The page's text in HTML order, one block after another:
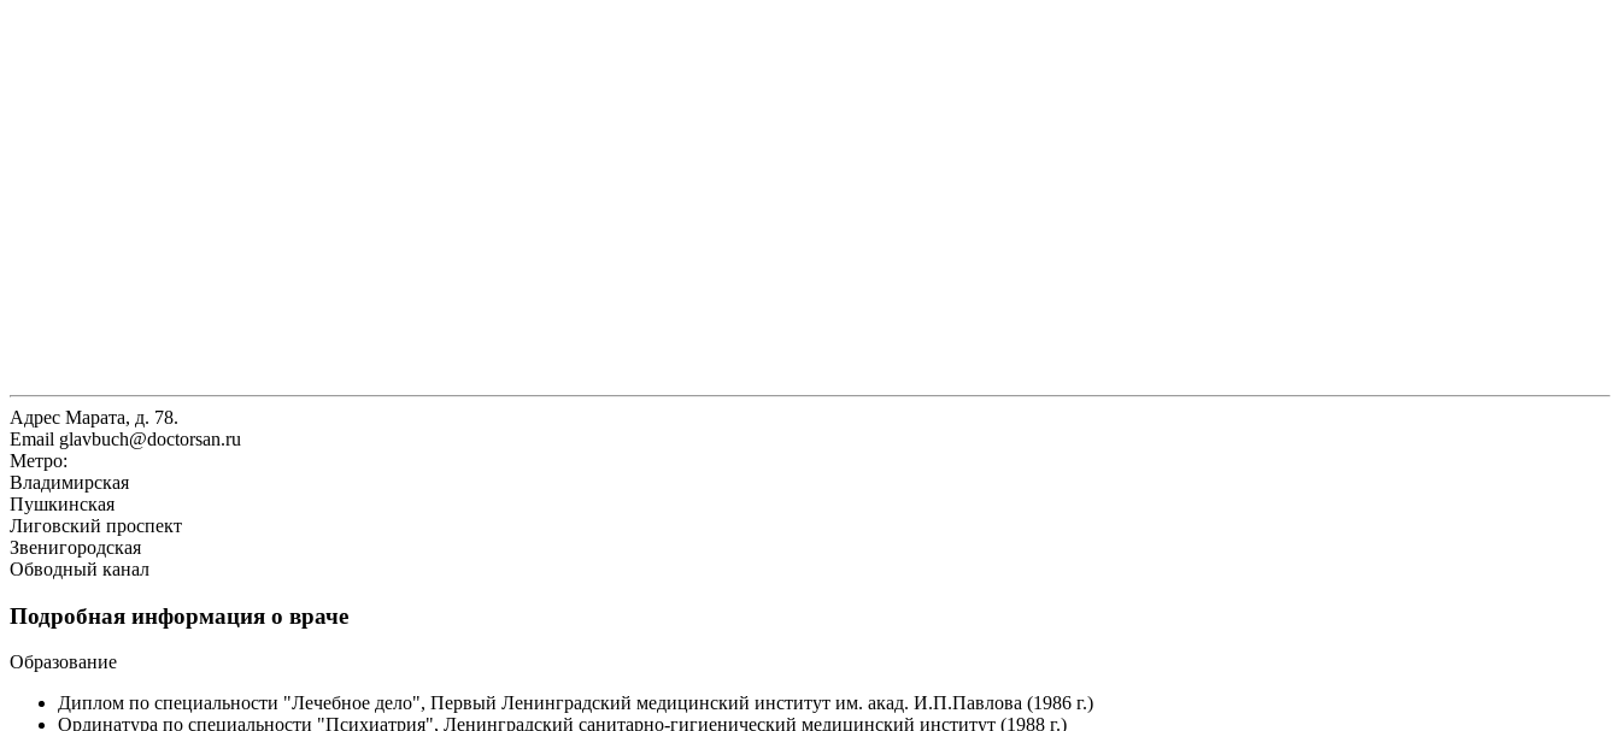
Адрес Марата, д. 78.
Email glavbuch@doctorsan.ru
Метро:
Владимирская
Пушкинская
Лиговский проспект
Звенигородская
Обводный канал
Подробная информация о враче
Образование
Диплом по специальности "Лечебное дело", Первый Ленинградский медицинский институт им. акад. И.П.Павлова (1986 г.)
Ординатура по специальности "Психиатрия", Ленинградский санитарно-гигиенический медицинский институт (1988 г.)